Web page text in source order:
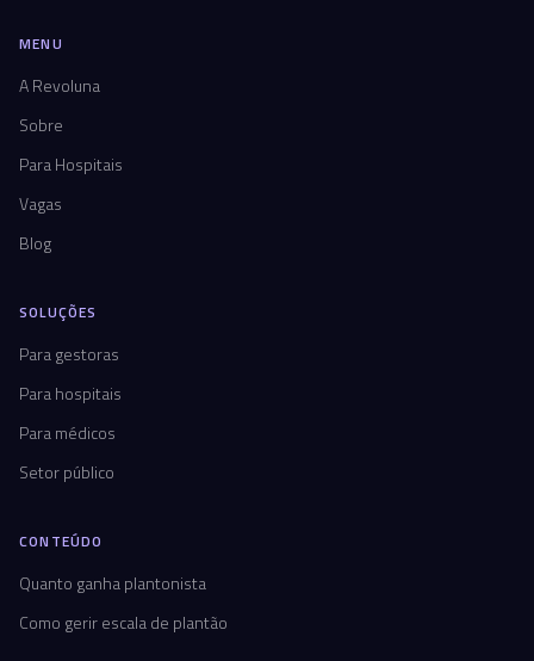
MENU
A Revoluna
Sobre
Para Hospitais
Vagas
Blog
SOLUÇÕES
Para gestoras
Para hospitais
Para médicos
Setor público
CONTEÚDO
Quanto ganha plantonista
Como gerir escala de plantão